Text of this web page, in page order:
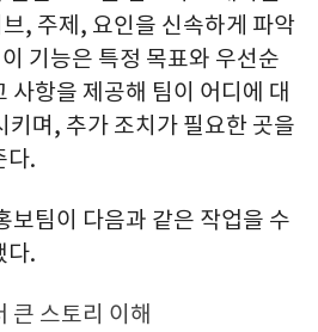
, 주제, 요인을 신속하게 파악
기능은 특정 목표와 우선순
사항을 제공해 팀이 어디에 대
키며, 추가 조치가 필요한 곳을
다.
보팀이 다음과 같은 작업을 수
다.
큰 스토리 이해